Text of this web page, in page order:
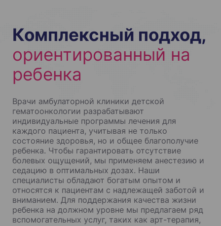
Комплексный подход,
ориентированный на
ребенка
Врачи амбулаторной клиники детской
гематоонкологии разрабатывают
индивидуальные программы лечения для
каждого пациента, учитывая не только
состояние здоровья, но и общее благополучие
ребенка. Чтобы гарантировать отсутствие
болевых ощущений, мы применяем анестезию и
седацию в оптимальных дозах. Наши
специалисты обладают богатым опытом и
относятся к пациентам с надлежащей заботой и
вниманием. Для поддержания качества жизни
ребенка на должном уровне мы предлагаем ряд
вспомогательных услуг, таких как арт-терапия,